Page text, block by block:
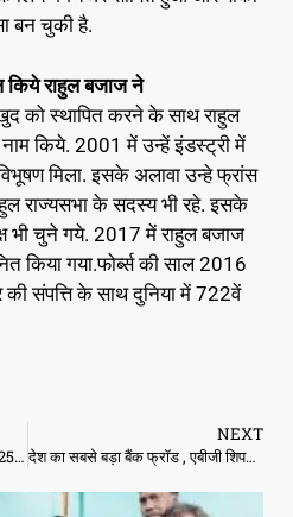
बन चुकी है.
किये राहुल बजाज ने
को स्थापित करने के साथ राहुल
किये. 2001 में उन्हें इंडस्ट्री में
मिला. इसके अलावा उन्हे फ्रांस
राज्यसभा के सदस्य भी रहे. इसके
भी चुने गये. 2017 में राहुल बजाज
किया गया.फोर्ब्स की साल 2016
संपत्ति के साथ दुनिया में 722वें
IPL 2022 : ईशान को सबसे ज्यादा 15.25 करोड़ मिले, शार्दूल 10.75 करोड़ में, फुल डिटेल्स
NEXT
देश का सबसे बड़ा बैंक फ्रॉड , एबीजी शिपयार्ड ने 28 बैंकों को लगाया 22,842 करोड़ का चूना